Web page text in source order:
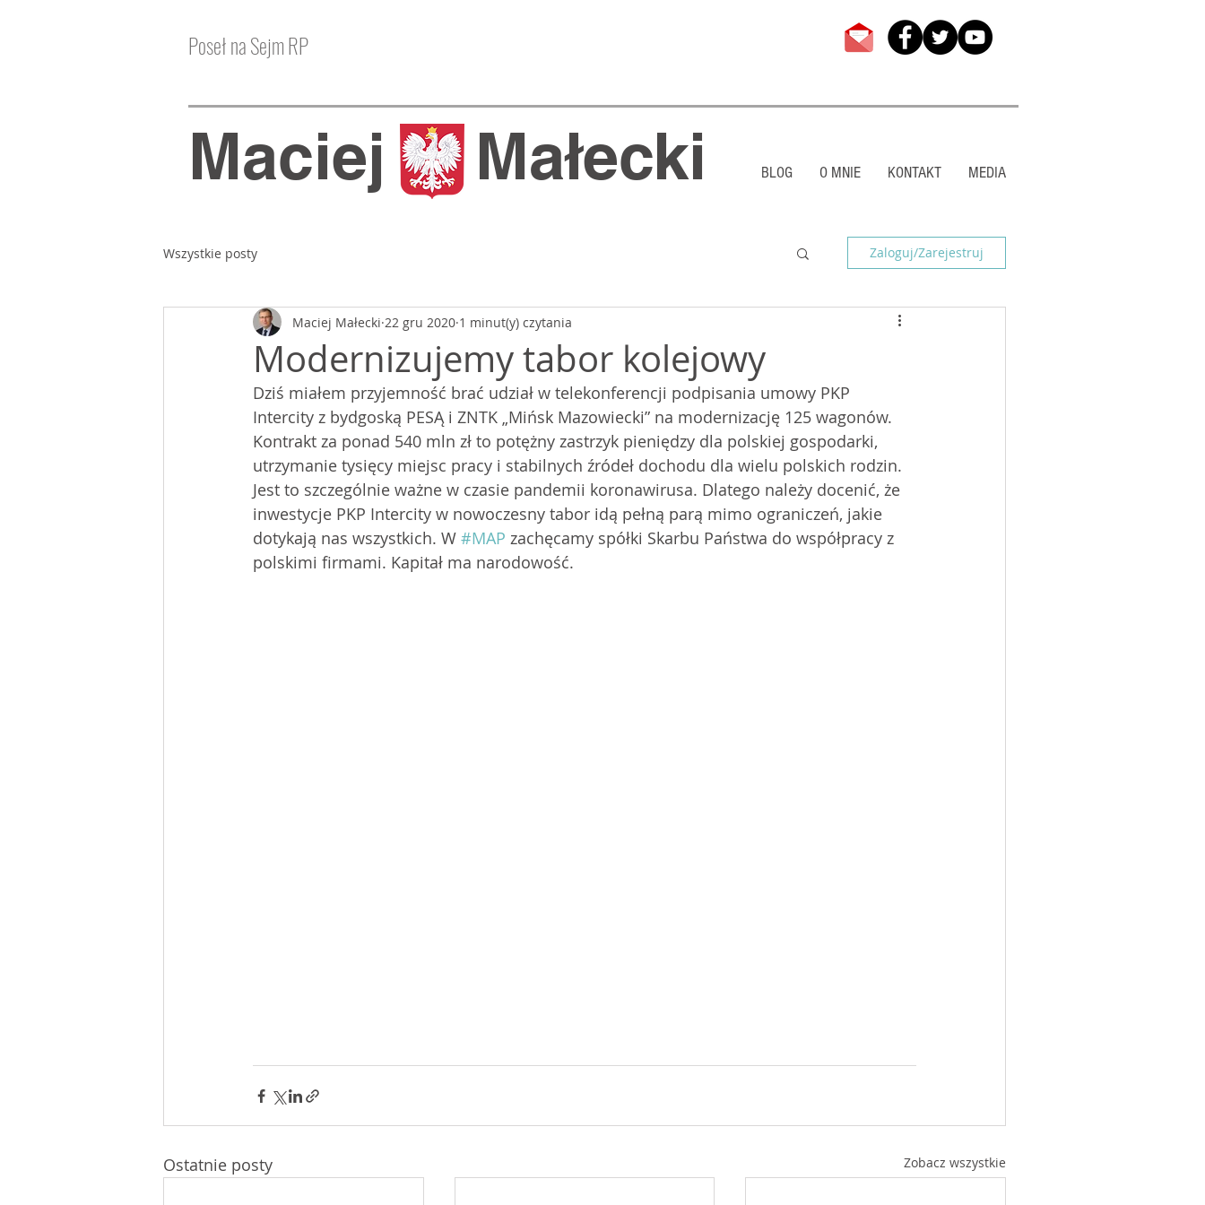
Maciej Małecki
Poseł na Sejm RP
BLOG O MNIE KONTAKT MEDIA
Wszystkie posty Zaloguj/Zarejestruj
Modernizujemy tabor kolejowy
Maciej Małecki 22 gru 2020 1 minut(y) czytania
Dziś miałem przyjemność brać udział w telekonferencji podpisania umowy PKP
Intercity z bydgoską PESĄ i ZNTK „Mińsk Mazowiecki” na modernizację 125 wagonów.
Kontrakt za ponad 5️40 mln zł to potężny zastrzyk pieniędzy dla polskiej gospodarki,
utrzymanie tysięcy miejsc pracy i stabilnych źródeł dochodu dla wielu polskich rodzin.
Jest to szczególnie ważne w czasie pandemii koronawirusa. Dlatego należy docenić, że
inwestycje PKP Intercity w nowoczesny tabor idą pełną parą mimo ograniczeń, jakie
dotykają nas wszystkich. W #MAP zachęcamy spółki Skarbu Państwa do współpracy z
polskimi firmami. Kapitał ma narodowość.
Ostatnie posty Zobacz wszystkie